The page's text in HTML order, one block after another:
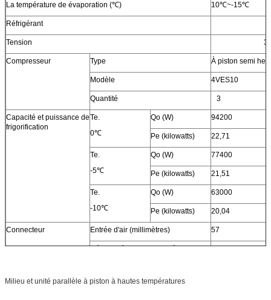
Dimension hors-tout L (millimètre) 1442
La température de évaporation (℃) 10℃~-15℃
Réfrigérant
Tension
Compresseur Type À piston semi
Modèle 4VES10
Quantité 3
Capacité et puissance de
frigorification
Te.
0℃
Qo (W) 94200
Pe (kilowatts) 22,71
Te.
-5℃
Qo (W) 77400
Pe (kilowatts) 21,51
Te.
-10℃
Qo (W) 63000
Pe (kilowatts) 20,04
Connecteur Entrée d'air (millimètres) 57
Débouché liquide (millimètre) 22
Admission liquide (millimètre)
Milieu et unité parallèle à piston à hautes températures